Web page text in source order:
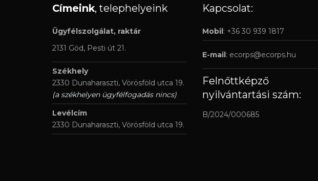
Címeink, telephelyeink
Ügyfélszolgálat, raktár
2131 Göd, Pesti út 21.
Székhely
2330 Dunaharaszti, Vörösföld utca 19.
(a székhelyen ügyfélfogadás nincs)
Levélcím
2330 Dunaharaszti, Vörösföld utca 19.
Kapcsolat:
Mobil: +36 30 939 1817
E-mail: ecorps@ecorps.hu
Felnőttképző
nyilvántartási szám:
B/2024/000685